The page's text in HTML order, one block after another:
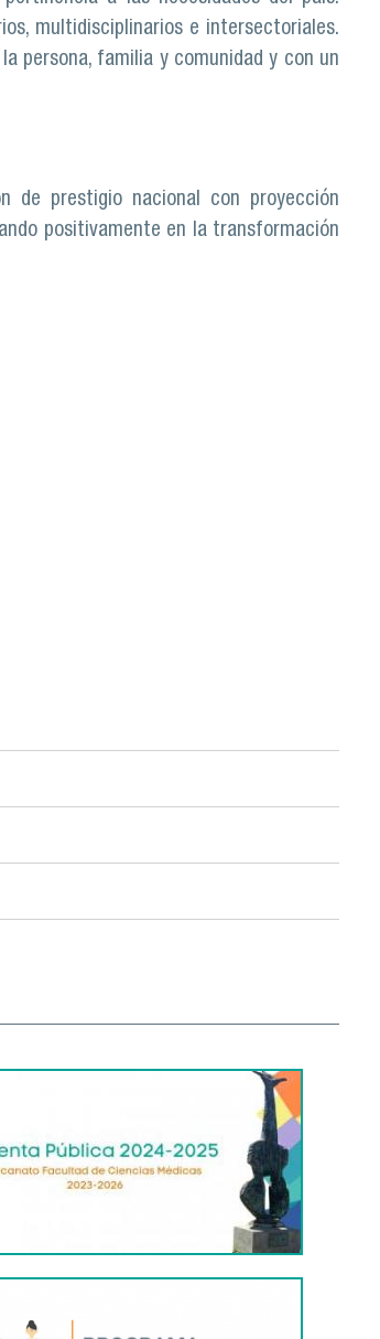
multidisciplinarios e intersectoriales.
persona, familia y comunidad y con un
de prestigio nacional con proyección
positivamente en la transformación